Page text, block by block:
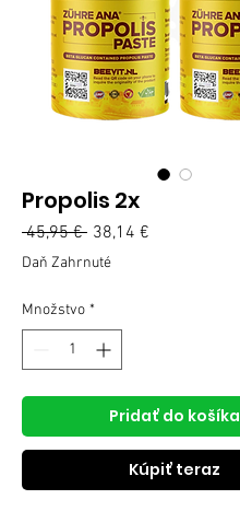
Propolis 2x
45,95 € Normálna
cena
38,14 €
Daň Zahrnuté
Množstvo *
Pridať do košíka
Kúpiť teraz